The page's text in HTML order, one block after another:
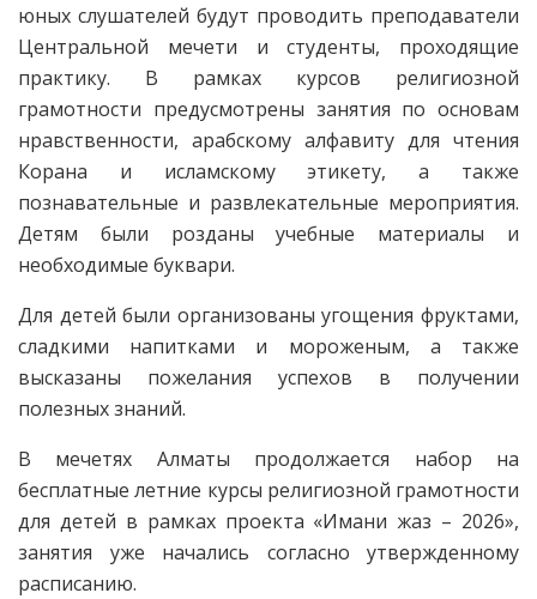
юных слушателей будут проводить преподаватели
Центральной мечети и студенты, проходящие
практику. В рамках курсов религиозной
грамотности предусмотрены занятия по основам
нравственности, арабскому алфавиту для чтения
Корана и исламскому этикету, а также
познавательные и развлекательные мероприятия.
Детям были розданы учебные материалы и
необходимые буквари.
Для детей были организованы угощения фруктами,
сладкими напитками и мороженым, а также
высказаны пожелания успехов в получении
полезных знаний.
В мечетях Алматы продолжается набор на
бесплатные летние курсы религиозной грамотности
для детей в рамках проекта «Имани жаз – 2026»,
занятия уже начались согласно утвержденному
расписанию.